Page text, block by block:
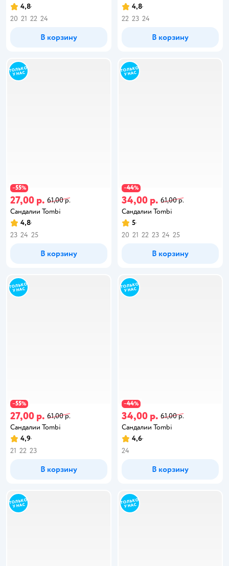
4,8
20 21 22 24
В корзину
4,8
22 23 24
В корзину
−55%
27,00 р. 61,00 р.
Сандалии Tombi
4,8
23 24 25
В корзину
−44%
34,00 р. 61,00 р.
Сандалии Tombi
5
20 21 22 23 24 25
В корзину
−55%
27,00 р. 61,00 р.
Сандалии Tombi
4,9
21 22 23
В корзину
−44%
34,00 р. 61,00 р.
Сандалии Tombi
4,6
24
В корзину